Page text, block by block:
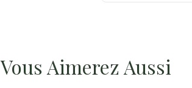
Vous Aimerez Aussi